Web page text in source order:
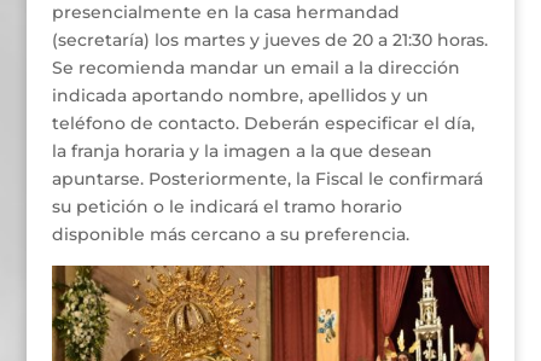
presencialmente en la casa hermandad
(secretaría) los martes y jueves de 20 a 21:30 horas.
Se recomienda mandar un email a la dirección
indicada aportando nombre, apellidos y un
teléfono de contacto. Deberán especificar el día,
la franja horaria y la imagen a la que desean
apuntarse. Posteriormente, la Fiscal le confirmará
su petición o le indicará el tramo horario
disponible más cercano a su preferencia.